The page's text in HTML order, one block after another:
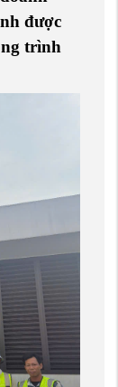
được
trình